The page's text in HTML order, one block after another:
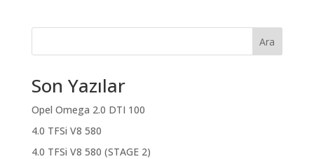
Ara
Son Yazılar
Opel Omega 2.0 DTI 100
4.0 TFSi V8 580
4.0 TFSi V8 580 (STAGE 2)